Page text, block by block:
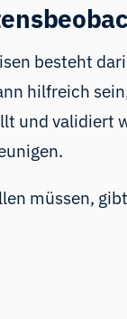
besteht
hilfreich
und
müssen,